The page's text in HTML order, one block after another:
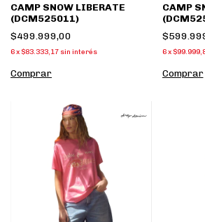
CAMP SNOW LIBERATE
(DCM525011)
$499.999,00
6x $83.333,17 sin interés
Comprar
CAMP
6 x
Comprar